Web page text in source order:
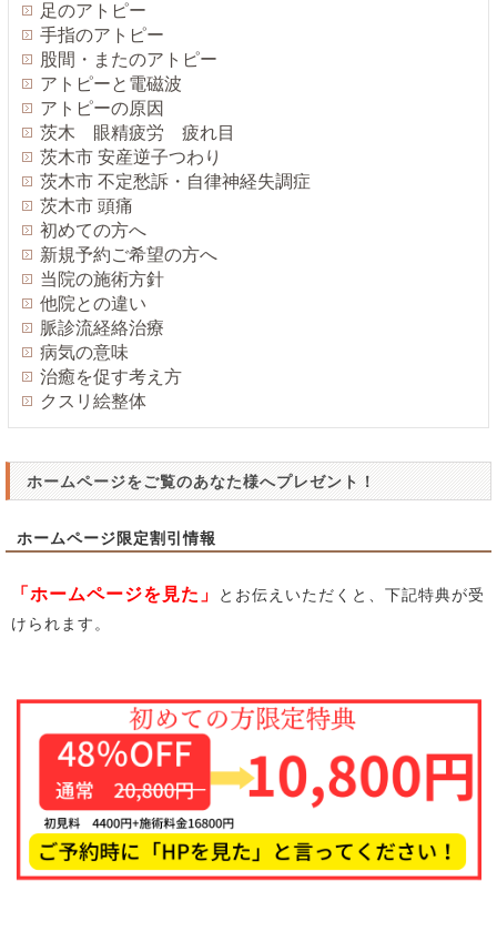
足のアトピー
手指のアトピー
股間・またのアトピー
アトピーと電磁波
アトピーの原因
茨木 眼精疲労 疲れ目
茨木市 安産逆子つわり
茨木市 不定愁訴・自律神経失調症
茨木市 頭痛
初めての方へ
新規予約ご希望の方へ
当院の施術方針
他院との違い
脈診流経絡治療
病気の意味
治癒を促す考え方
クスリ絵整体
ホームページをご覧のあなた様へプレゼント！
ホームページ限定割引情報
「ホームページを見た」
とお伝えいただくと、下記特典が受
けられます。